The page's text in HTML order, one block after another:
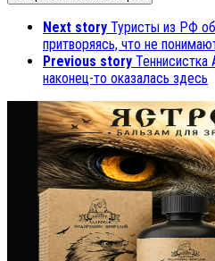
Next story Туристы из РФ
притворяясь, что не
Previous story Теннисистка
наконец-то оказалась здесь